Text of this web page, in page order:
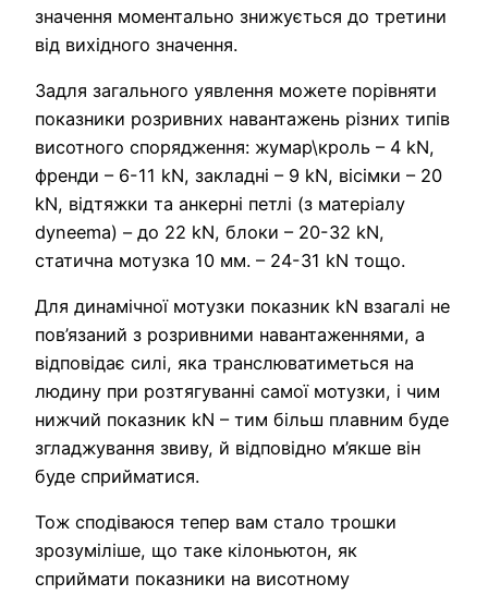
значення моментально знижується до третини
від вихідного значення.
Задля загального уявлення можете порівняти
показники розривних навантажень різних типів
висотного спорядження: жумар\кроль – 4 kN,
френди – 6-11 kN, закладні – 9 kN, вісімки – 20
kN, відтяжки та анкерні петлі (з матеріалу
dyneema) – до 22 kN, блоки – 20-32 kN,
статична мотузка 10 мм. – 24-31 kN тощо.
Для динамічної мотузки показник kN взагалі не
пов’язаний з розривними навантаженнями, а
відповідає силі, яка транслюватиметься на
людину при розтягуванні самої мотузки, і чим
нижчий показник kN – тим більш плавним буде
згладжування звиву, й відповідно м’якше він
буде сприйматися.
Тож сподіваюся тепер вам стало трошки
зрозуміліше, що таке кілоньютон, як
сприймати показники на висотному